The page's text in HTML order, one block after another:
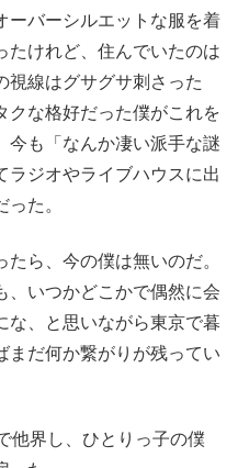
ーバーシルエットな服を着
たけれど、住んでいたのは
視線はグサグサ刺さった
クな格好だった僕がこれを
今も「なんか凄い派手な謎
ラジオやライブハウスに出
た。
たら、今の僕は無いのだ。
、いつかどこかで偶然に会
な、と思いながら東京で暮
まだ何か繋がりが残ってい
他界し、ひとりっ子の僕